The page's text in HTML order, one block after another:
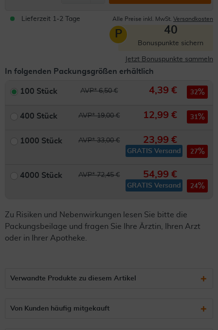
Lieferzeit 1-2 Tage Alle Preise inkl. MwSt. Versandkosten
P 40
Bonuspunkte sichern
Jetzt Bonuspunkte sammeln
In folgenden Packungsgrößen erhältlich
100 Stück AVP* 6,50 € 4,39 € 32
400 Stück AVP* 19,00 € 12,99 € 31
1000 Stück AVP* 33,00 € 23,99 €
GRATIS Versand 27
4000 Stück AVP* 72,45 € 54,99 €
GRATIS Versand 24
Zu Risiken und Nebenwirkungen lesen Sie bitte die
Packungsbeilage und fragen Sie Ihre Ärztin, Ihren Arzt
oder in Ihrer Apotheke.
Verwandte Produkte zu diesem Artikel
Von Kunden häufig mitgekauft